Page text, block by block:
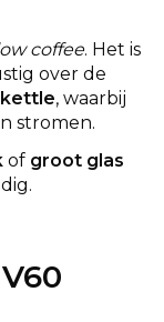
coffee. Het is
over de
kettle, waarbij
stromen.
of groot glas